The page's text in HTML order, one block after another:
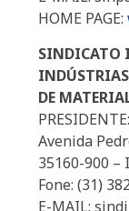
HOME PAGE:
SINDICATO
DE
Avenida
35160-900 –
Fone: (31)
E-MAIL: